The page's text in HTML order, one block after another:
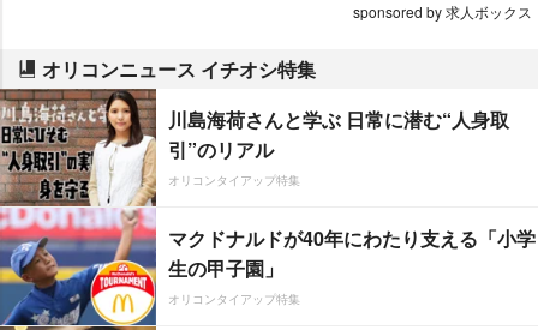
sponsored by 求人ボックス
オリコンニュース イチオシ特集
川島海荷さんと学ぶ 日常に潜む“人身取
引”のリアル
オリコンタイアップ特集
マクドナルドが40年にわたり支える「小学
生の甲子園」
オリコンタイアップ特集